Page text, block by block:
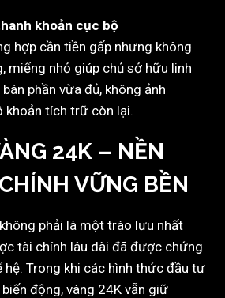
khoản cục bộ
hợp cần tiền gấp nhưng không
miếng nhỏ giúp chủ sở hữu linh
phần vừa đủ, không ảnh
khoản tích trữ còn lại.
24K – NỀN
VỮNG BỀN
phải là một trào lưu nhất
tài chính lâu dài đã được chứng
hệ. Trong khi các hình thức đầu tư
động, vàng 24K vẫn giữ